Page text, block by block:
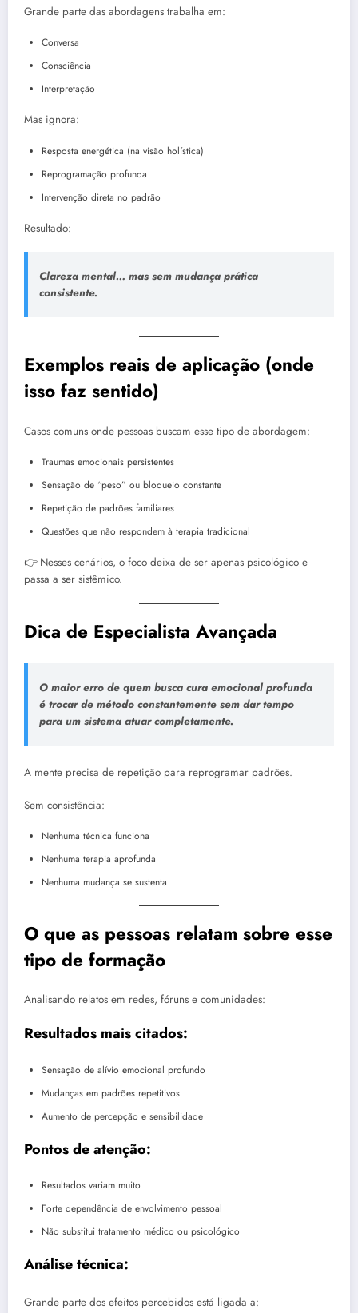
Grande parte das abordagens trabalha em:
Conversa
Consciência
Interpretação
Mas ignora:
Resposta energética (na visão holística)
Reprogramação profunda
Intervenção direta no padrão
Resultado:
Clareza mental… mas sem mudança prática
consistente.
Exemplos reais de aplicação (onde
isso faz sentido)
Casos comuns onde pessoas buscam esse tipo de abordagem:
Traumas emocionais persistentes
Sensação de “peso” ou bloqueio constante
Repetição de padrões familiares
Questões que não respondem à terapia tradicional
👉 Nesses cenários, o foco deixa de ser apenas psicológico e
passa a ser sistêmico.
Dica de Especialista Avançada
O maior erro de quem busca cura emocional profunda
é trocar de método constantemente sem dar tempo
para um sistema atuar completamente.
A mente precisa de repetição para reprogramar padrões.
Sem consistência:
Nenhuma técnica funciona
Nenhuma terapia aprofunda
Nenhuma mudança se sustenta
O que as pessoas relatam sobre esse
tipo de formação
Analisando relatos em redes, fóruns e comunidades:
Resultados mais citados:
Sensação de alívio emocional profundo
Mudanças em padrões repetitivos
Aumento de percepção e sensibilidade
Pontos de atenção:
Resultados variam muito
Forte dependência de envolvimento pessoal
Não substitui tratamento médico ou psicológico
Análise técnica:
Grande parte dos efeitos percebidos está ligada a: